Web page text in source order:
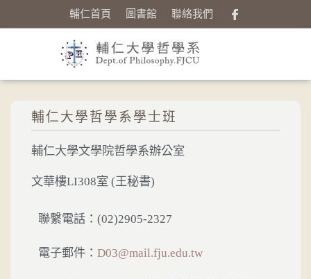
輔仁首頁 圖書館 聯絡我們
輔仁大學哲學系學士班
輔仁大學文學院哲學系辦公室
文華樓LI308室 (王秘書)
聯繫電話： (02)2905-2327
電子郵件： D03@mail.fju.edu.tw